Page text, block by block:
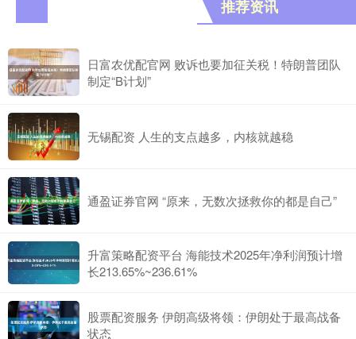
推荐资讯
日富农优配官网 败诉也要加征关税！特朗普团队
制定“B计划”
无锡配资 人生的支点越多，内核就越稳
通盈证券官网 “原来，无数次拯救你的都是自己”
升富策略配资平台 海能技术2025年净利润预计增
长213.65%~236.61%
股票配资服务 伊朗高级将领：伊朗处于最高战备
状态